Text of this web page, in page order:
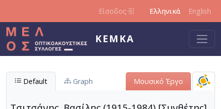
Είσοδος Ελληνικά English
ΚΕΜΚΑ
Default Graph Μουσικό Έργο